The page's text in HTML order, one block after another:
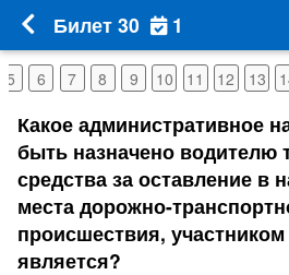
5 6 7 8 9 10 11 12 13
Какое административное
быть назначено водителю
средства за оставление в
места дорожно-
происшествия, участником
является?
Билет 30 1